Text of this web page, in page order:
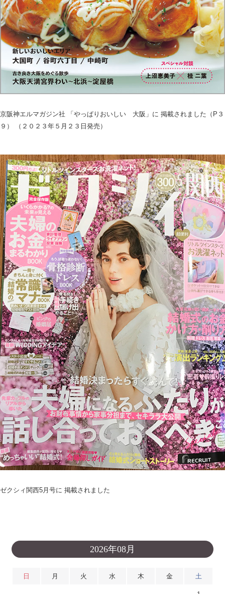
京阪神エルマガジン社 「やっぱりおいしい 大阪」に 掲載されました（P３
９） （２０２３年５月２３日発売）
ゼクシィ関西5月号に 掲載されました
2026年08月
日 月 火 水 木 金 土